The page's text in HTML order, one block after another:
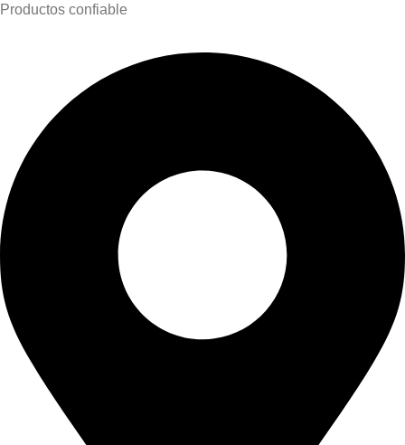
Productos confiable